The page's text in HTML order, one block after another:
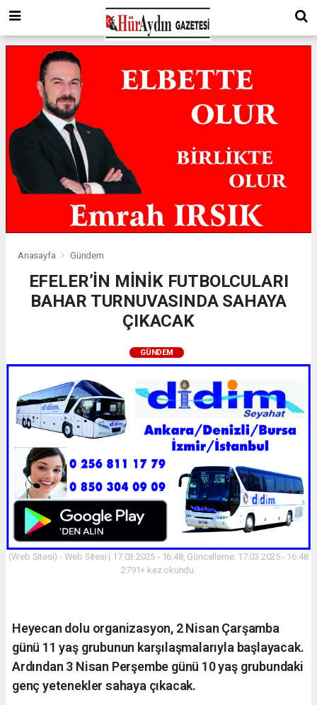
Anasayfa Gündem
EFELER’İN MİNİK FUTBOLCULARI
BAHAR TURNUVASINDA SAHAYA
ÇIKACAK
GÜNDEM
(Web Sitesi) - Web Sitesi | 17.03.2025 - 16:48, Güncelleme: 17.03.2025 - 16:48
2791+ kez okundu.
Heyecan dolu organizasyon, 2 Nisan Çarşamba
günü 11 yaş grubunun karşılaşmalarıyla başlayacak.
Ardından 3 Nisan Perşembe günü 10 yaş grubundaki
genç yetenekler sahaya çıkacak.